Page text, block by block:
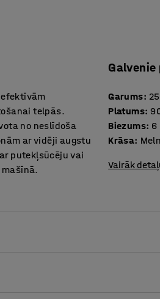
telpās.
no neslīdoša
ar vidēji augstu
putekļsūcēju vai
Garums:
Platums:
Biezums: 6
Krāsa:
Vairāk
grīdu. Paklājiņš samazina